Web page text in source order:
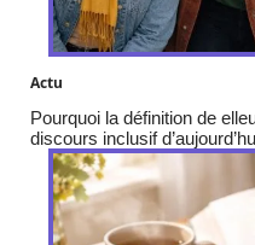
Actu
Pourquoi la définition de
discours inclusif